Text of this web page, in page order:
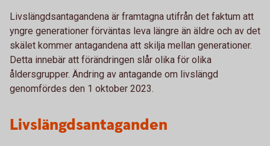
Livslängdsantagandena är framtagna utifrån det faktum att
yngre generationer förväntas leva längre än äldre och av det
skälet kommer antagandena att skilja mellan generationer.
Detta innebär att förändringen slår olika för olika
åldersgrupper. Ändring av antagande om livslängd
genomfördes den 1 oktober 2023.
Livslängdsantaganden